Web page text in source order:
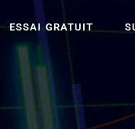
ESSAI GRATUIT